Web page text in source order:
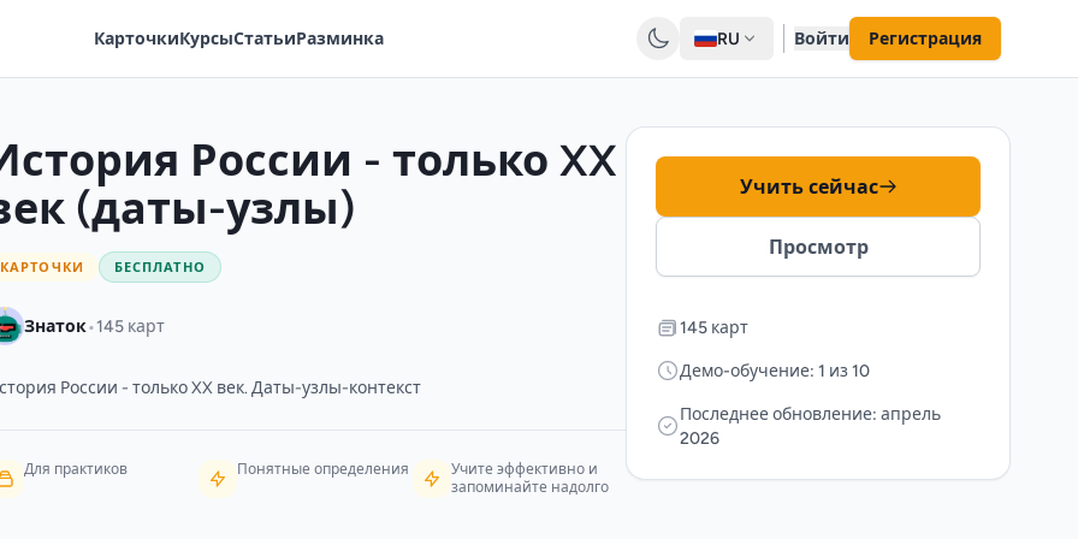
Карточки КурсыСтатьи Разминка RU Войти Регистрация
России - только XX
(даты-узлы)
КАРТОЧКИ БЕСПЛАТНО
Знаток•145 карт
России - только XX век. Даты-узлы-контекст
Для практиков Понятные определения
Учите эффективно и
запоминайте надолго
Учить сейчас
Просмотр
145 карт
Демо-обучение: 1 из 10
Последнее обновление: апрель
2026